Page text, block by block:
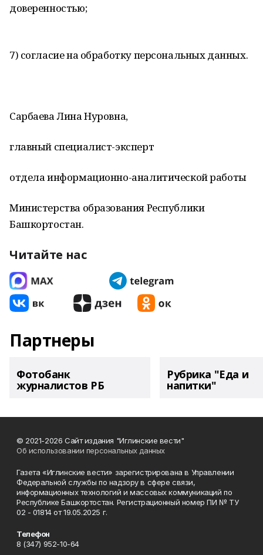
доверенностью;
7) согласие на обработку персональных данных.
Сарбаева Лина Нуровна,
главный специалист-эксперт
отдела информационно-аналитической работы
Министерства образования Республики
Башкортостан.
Читайте нас
Партнеры
Фотобанк
журналистов РБ
Рубрика "Еда и
напитки"
© 2021-2026 Сайт издания "Иглинские вести"
Об использовании персональных данных
Газета «Иглинские вести» зарегистрирована в Управлении
Федеральной службы по надзору в сфере связи,
информационных технологий и массовых коммуникаций по
Республике Башкортостан. Регистрационный номер ПИ № ТУ
02 - 01814 от 19.05.2025 г.
Телефон
8 (347) 952-10-64